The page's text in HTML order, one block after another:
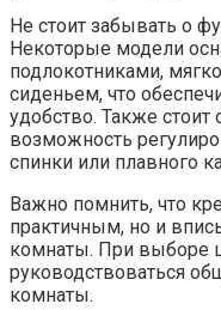
Не стоит забывать о
Некоторые модели
подлокотниками,
сиденьем, что
удобство. Также стоит
возможность
спинки или плавного
Важно помнить, что
практичным, но и
комнаты. При выборе
руководствоваться
комнаты.